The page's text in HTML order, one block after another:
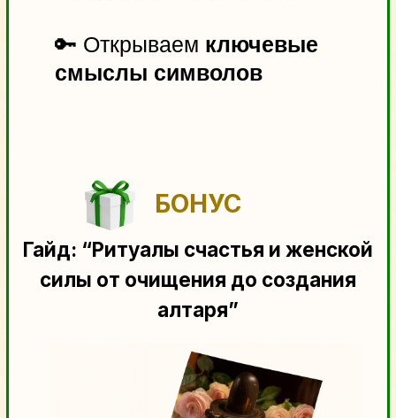
💰 Практика на открытие
Энергия изобилия:
рисуй, медитируй,
День 3.